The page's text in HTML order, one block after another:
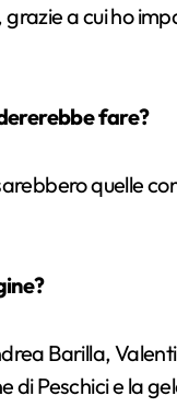
grazie a cui ho
fare?
quelle
Barilla,
di Peschici e la